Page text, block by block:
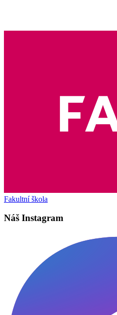
Fakultní škola
Náš Instagram